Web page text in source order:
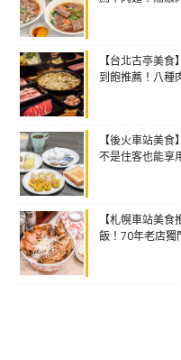
【台北古亭美
到飽推薦！八種
【後火車站美
不是住客也能享
【札幌車站美
飯！70年老店獨